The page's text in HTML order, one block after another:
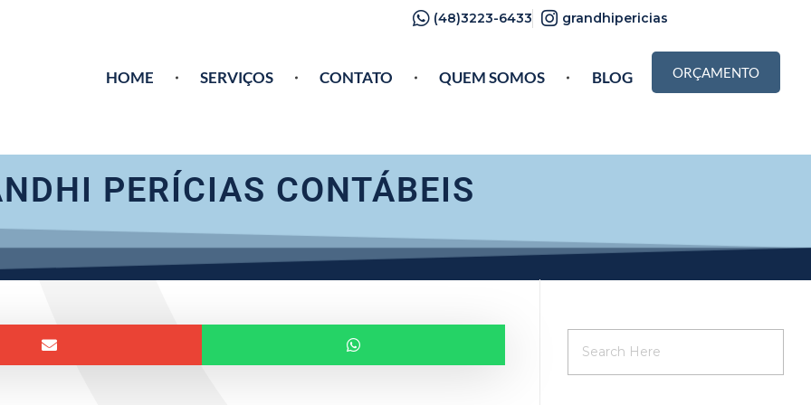
(48)3223-6433 grandhipericias
HOME SERVIÇOS CONTATO QUEM SOMOS BLOG ORÇAMENTO
PERÍCIAS CONTÁBEIS